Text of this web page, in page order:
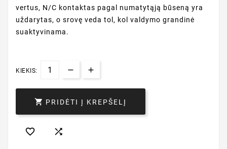
vertus, N/C kontaktas pagal numatytąją būseną yra
uždarytas, o srovę veda tol, kol valdymo grandinė
suaktyvinama.
KIEKIS:
 PRIDĖTI Į KREPŠELĮ
 